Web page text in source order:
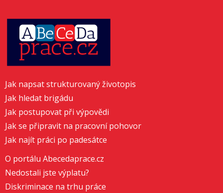
Jak napsat strukturovaný životopis
Jak hledat brigádu
Jak postupovat při výpovědi
Jak se připravit na pracovní pohovor
Jak najít práci po padesátce
O portálu Abecedaprace.cz
Nedostali jste výplatu?
Diskriminace na trhu práce